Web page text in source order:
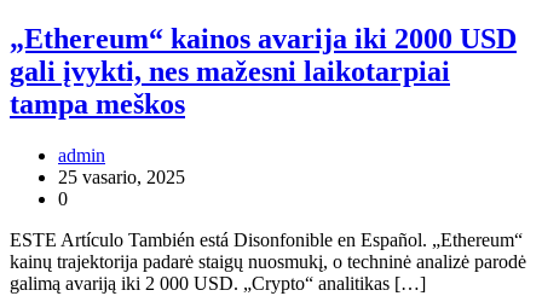
„Ethereum“ kainos avarija iki 2000 USD
gali įvykti, nes mažesni laikotarpiai
tampa meškos
admin
25 vasario, 2025
0
ESTE Artículo También está Disonfonible en Español. „Ethereum“
kainų trajektorija padarė staigų nuosmukį, o techninė analizė parodė
galimą avariją iki 2 000 USD. „Crypto“ analitikas […]